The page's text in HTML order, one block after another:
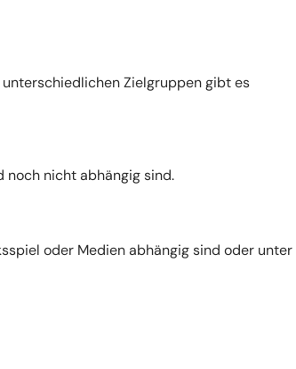
Zielgruppen gibt es
noch nicht abhängig sind.
oder Medien abhängig sind oder unter